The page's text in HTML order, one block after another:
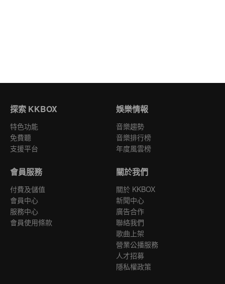
探索 KKBOX
特色功能
免費聽
支援平台
娛樂情報
音樂趨勢
音樂排行榜
年度風雲榜
會員服務
付費及儲值
會員中心
服務中心
會員使用條款
關於我們
關於 KKBOX
新聞中心
廣告合作
聯絡我們
歌曲上架
營業公播服務
人才招募
隱私權政策